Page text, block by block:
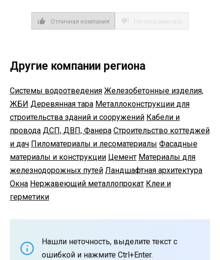
Отличная компания
Другие компании региона
Системы водоотведения Железобетонные изделия,
ЖБИ Деревянная тара Металлоконструкции для
строительства зданий и сооружений Кабели и
провода ДСП, ДВП, Фанера Строительство коттеджей
и дач Пиломатериалы и лесоматериалы Фасадные
материалы и конструкции Цемент Материалы для
железнодорожных путей Ландшафтная архитектура
Окна Нержавеющий металлопрокат Клеи и
герметики
Нашли неточность, выделите текст с
ошибкой и нажмите Ctrl+Enter.